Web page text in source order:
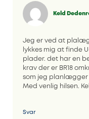
Keld
Jeg er ved at
lykkes mig at finde
plader. det har en
krav der er BR18
som jeg planlægger
Med venlig hilsen.
Svar